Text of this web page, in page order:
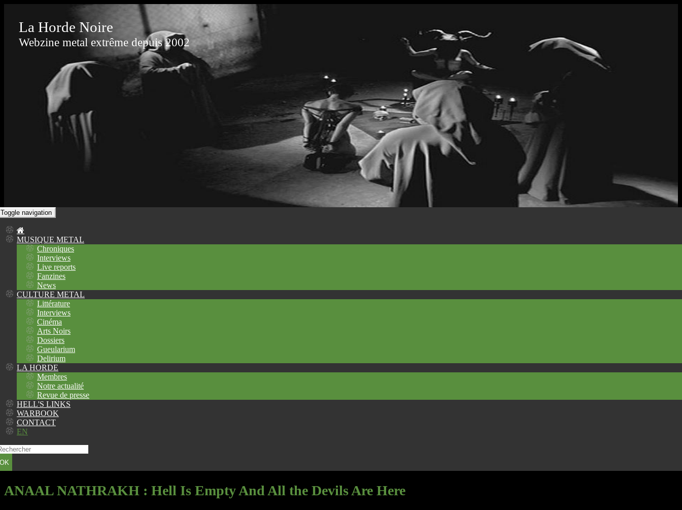
La Horde Noire
Webzine metal extrême depuis 2002
Toggle navigation
MUSIQUE METAL
Chroniques
Interviews
Live reports
Fanzines
News
CULTURE METAL
Littérature
Interviews
Cinéma
Arts Noirs
Dossiers
Gueularium
Delirium
LA HORDE
Membres
Notre actualité
Revue de presse
HELL'S LINKS
WARBOOK
CONTACT
EN
OK
ANAAL NATHRAKH : Hell Is Empty And All the Devils Are Here